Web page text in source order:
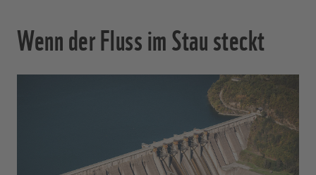
Wenn der Fluss im Stau steckt